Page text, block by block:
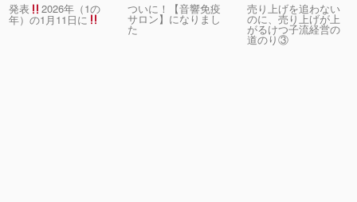
発表 2026年（1の
年）の1月11日に
ついに！【音響免疫
サロン】になりまし
た
売り上げを追わない
のに、売り上げが上
がるけつ子流経営の
道のり③